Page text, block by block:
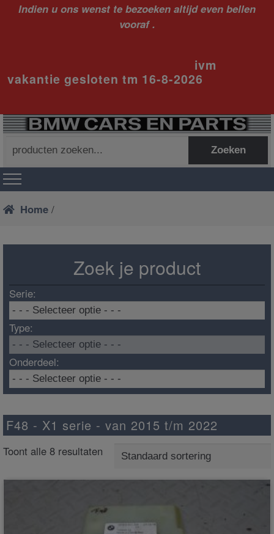
Indien u ons wenst te bezoeken altijd even bellen
vooraf .
ivm
vakantie gesloten tm 16-8-2026
naar:
Zoeken
Home /
Zoek je product
Serie:
Type:
Onderdeel:
F48 - X1 serie - van 2015 t/m 2022
Toont alle 8 resultaten